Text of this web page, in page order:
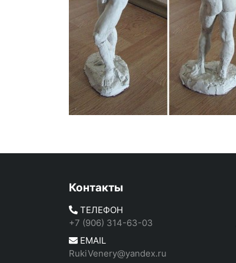
Контакты
ТЕЛЕФОН
+7 (906) 314-63-03
EMAIL
RukiVenery@yandex.ru